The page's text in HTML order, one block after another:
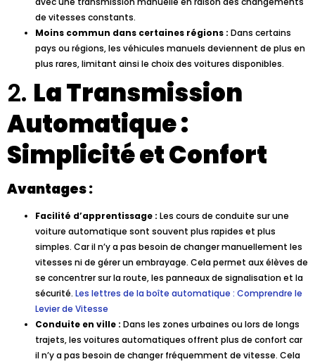
de vitesses constants.
Moins commun dans certaines régions : Dans certains
pays ou régions, les véhicules manuels deviennent de plus en
plus rares, limitant ainsi le choix des voitures disponibles.
2. La Transmission
Automatique :
Simplicité et Confort
Avantages :
Facilité d’apprentissage : Les cours de conduite sur une
voiture automatique sont souvent plus rapides et plus
simples. Car il n’y a pas besoin de changer manuellement les
vitesses ni de gérer un embrayage. Cela permet aux élèves de
se concentrer sur la route, les panneaux de signalisation et la
sécurité. Les lettres de la boîte automatique : Comprendre le
Levier de Vitesse
Conduite en ville : Dans les zones urbaines ou lors de longs
trajets, les voitures automatiques offrent plus de confort car
il n’y a pas besoin de changer fréquemment de vitesse. Cela